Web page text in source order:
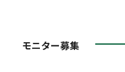
モニター募集